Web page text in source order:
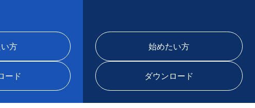
方
ード
始めたい方
ダウンロード